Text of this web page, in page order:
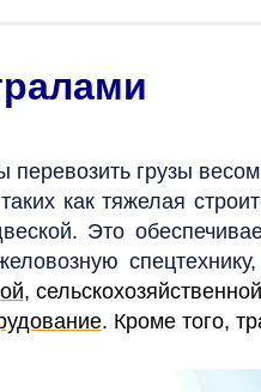
перевозить грузы
как тяжелая
Это
,
. Кроме того,